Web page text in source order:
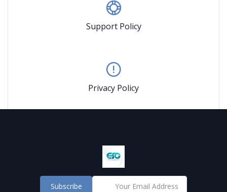
Support Policy
Privacy Policy
Subscribe